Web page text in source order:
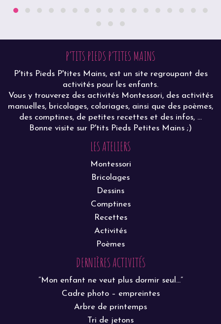
P’TITS PIEDS P’TITES MAINS
P'tits Pieds P'tites Mains, est un site regroupant des
activités pour les enfants.
Vous y trouverez des activités Montessori, des activités
manuelles, bricolages, coloriages, ainsi que des poèmes,
des comptines, de petites recettes et des infos, ...
Bonne visite sur P'tits Pieds Petites Mains ;)
LES ATELIERS
Montessori
Bricolages
Dessins
Comptines
Recettes
Activités
Poèmes
DERNIÈRES ACTIVITÉS
“Mon enfant ne veut plus dormir seul…”
Cadre photo – empreintes
Arbre de printemps
Tri de jetons